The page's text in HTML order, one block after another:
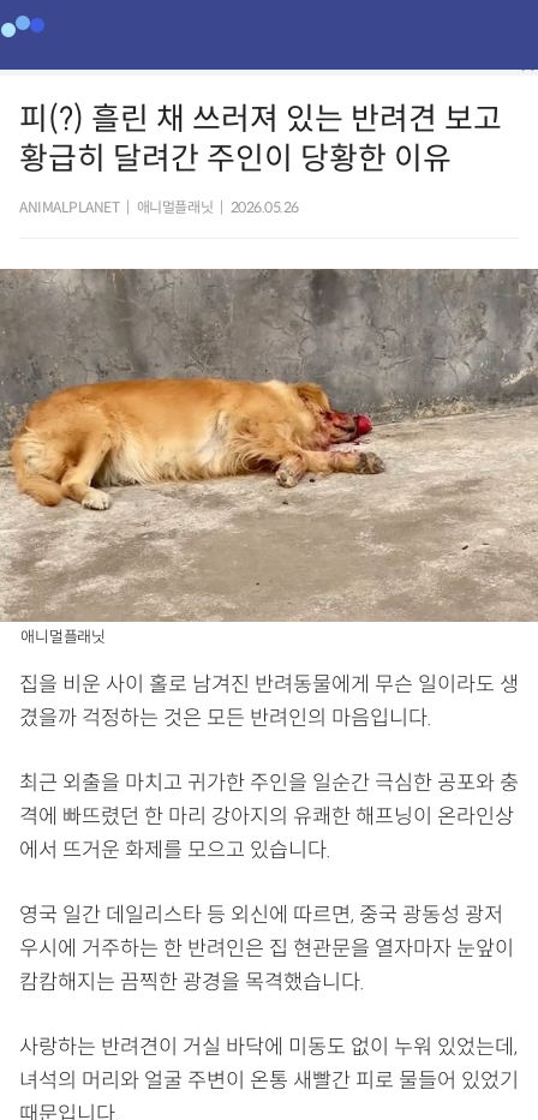
피(?) 흘린 채 쓰러져 있는 반려견 보고
황급히 달려간 주인이 당황한 이유
ANIMALPLANET 애니멀플래닛 2026.05.26
애니멀플래닛
집을 비운 사이 홀로 남겨진 반려동물에게 무슨 일이라도 생
겼을까 걱정하는 것은 모든 반려인의 마음입니다.
최근 외출을 마치고 귀가한 주인을 일순간 극심한 공포와 충
격에 빠뜨렸던 한 마리 강아지의 유쾌한 해프닝이 온라인상
에서 뜨거운 화제를 모으고 있습니다.
영국 일간 데일리스타 등 외신에 따르면, 중국 광동성 광저
우시에 거주하는 한 반려인은 집 현관문을 열자마자 눈앞이
캄캄해지는 끔찍한 광경을 목격했습니다.
사랑하는 반려견이 거실 바닥에 미동도 없이 누워 있었는데,
녀석의 머리와 얼굴 주변이 온통 새빨간 피로 물들어 있었기
때문입니다.